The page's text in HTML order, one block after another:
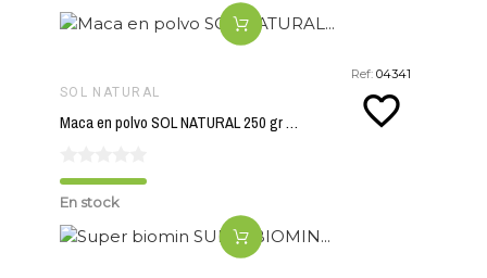
Ref:04341
SOL NATURAL
Maca en polvo SOL NATURAL 250 gr BIO
En stock
favorite_border